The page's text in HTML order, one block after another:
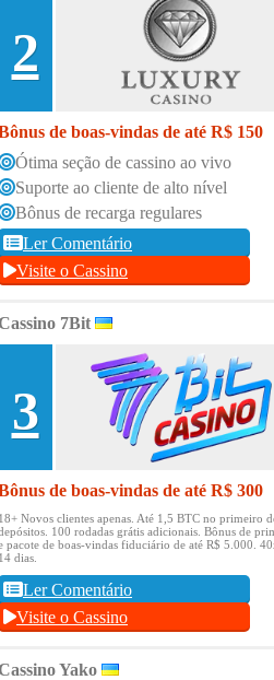
2
de boas-vindas de até R$ 150
Ótima seção de cassino ao vivo
Suporte ao cliente de alto nível
Bônus de recarga regulares
Ler Comentário
Visite o Cassino
7Bit
3
de boas-vindas de até R$ 300
Novos clientes apenas. Até 1,5 BTC no primeiro
100 rodadas grátis adicionais. Bônus de
pacote de boas-vindas fiduciário de até R$ 5.000.
dias.
Ler Comentário
Visite o Cassino
Yako